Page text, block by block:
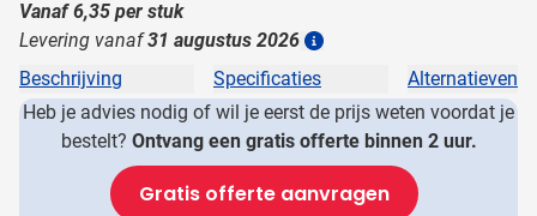
Vanaf6,35 per stuk
Levering vanaf31 augustus 2026
Beschrijving Specificaties
Alternatieven
Heb je advies nodig of wil je eerst de prijs weten voordat je
bestelt? Ontvang een gratis offerte binnen 2 uur.
Gratis offerte aanvragen